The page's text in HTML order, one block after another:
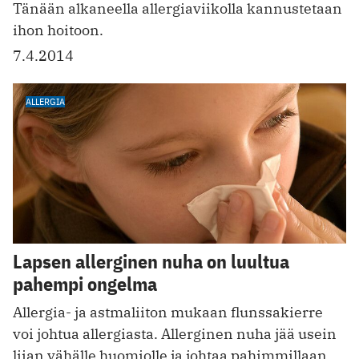
Tänään alkaneella allergiaviikolla kannustetaan
ihon hoitoon.
7.4.2014
ALLERGIA
Lapsen allerginen nuha on luultua
pahempi ongelma
Allergia- ja astmaliiton mukaan flunssakierre
voi johtua allergiasta. Allerginen nuha jää usein
liian vähälle huomiolle ja johtaa pahimmillaan